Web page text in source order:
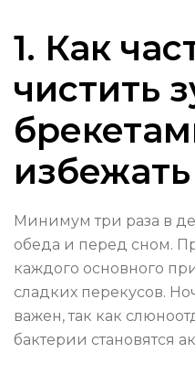
1. Как
чистить
Минимум три раза в
обеда и перед сном.
каждого основного
сладких перекусов.
важен, так как
бактерии становятся